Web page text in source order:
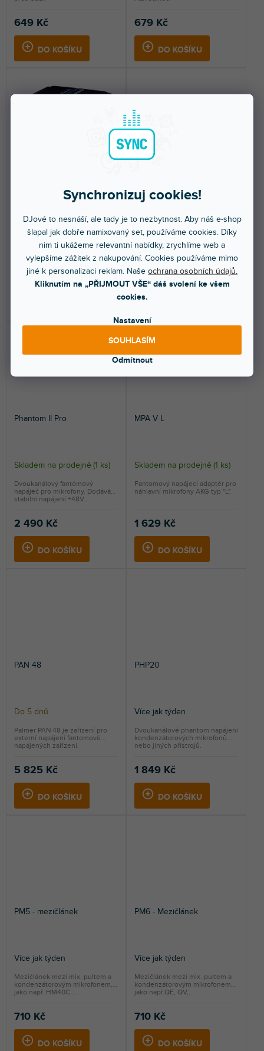
Synchronizuj cookies!
DJové to nesnáší, ale tady je to nezbytnost. Aby náš e-shop
šlapal jak dobře namixovaný set, používáme cookies. Díky
nim ti ukážeme relevantní nabídky, zrychlíme web a
vylepšíme zážitek z nakupování. Cookies používáme mimo
jiné k personalizaci reklam. Naše ochrana osobních údajů.
Kliknutím na „PŘIJMOUT VŠE“ dáš svolení ke všem
cookies.
Nastavení
Odmítnout
SOUHLASÍM
649 Kč
DO KOŠÍKU
679 Kč
DO KOŠÍKU
Skladem na prodejně(1 ks)
1 199 Kč
Splitter/slučovač mikrofonního
signálu. Ground lift spínač,
Skladem na prodejně 2 ks)
1 690 Kč
Fantomové napájení, které se
soustředí na bezchybné dodání
šťávy do vašeho...
Phantom II Pro
Skladem na prodejně (1 ks)
2 490 Kč
DO KOŠÍKU
Dvoukanálový fantómový
napáječ pro mikrofony. Dodává
stabilní napájení +48V....
MPA V L
Skladem na prodejně (1 ks)
1 629 Kč
DO KOŠÍKU
Fantomový napájecí adaptér pro
náhlavní mikrofony AKG typ "L".
PAN 48
Do 5 dnů
5 825 Kč
DO KOŠÍKU
Palmer PAN 48 je zařízení pro
externí napájení fantomově
napájených zařízení.
PHP20
Více jak týden
1 849 Kč
DO KOŠÍKU
Dvoukanálové phantom napájení
kondenzátorových mikrofonů
nebo jiných přístrojů.
PM5 - mezičlánek
Více jak týden
710 Kč
DO KOŠÍKU
Mezičlánek mezi mix. pultem a
kondenzátorovým mikrofonem,
jako např. HM40C,...
PM6 - Mezičlánek
Více jak týden
710 Kč
DO KOŠÍKU
Mezičlánek mezi mix. pultem a
kondenzátorovým mikrofonem
jako např.QE, QV,...